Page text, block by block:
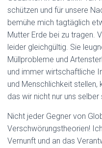
schützen und für unsere
bemühe mich tagtäglich
Mutter Erde bei zu tragen.
leider gleichgültig. Sie
Müllprobleme und
und immer wirtschaftliche
und Menschlichkeit stellen,
das wir nicht nur uns selber
Nicht jeder Gegner von
Verschwörungstheorien!
Vernunft und an das